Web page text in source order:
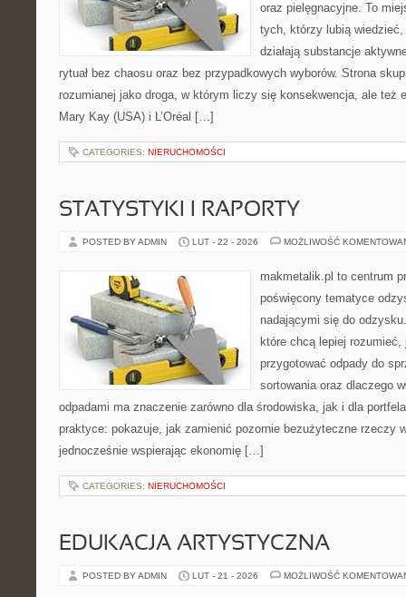
oraz pielęgnacyjne. To
tych, którzy lubią wiedzieć,
działają substancje
rytuał bez chaosu oraz bez przypadkowych wyborów. Strona
rozumianej jako droga, w którym liczy się konsekwencja, ale też
Mary Kay (USA) i L’Oréal […]
CATEGORIES: NIERUCHOMOŚCI
STATYSTYKI I RAPORTY
POSTED BY ADMIN LUT - 22 - 2026 MOŻLIWOŚĆ
makmetalik.pl to centrum
poświęcony tematyce
nadającymi się do
które chcą lepiej
przygotować odpady do
sortowania oraz dlaczego
odpadami ma znaczenie zarówno dla środowiska, jak i dla
praktyce: pokazuje, jak zamienić pozornie bezużyteczne rzeczy
jednocześnie wspierając ekonomię […]
CATEGORIES: NIERUCHOMOŚCI
EDUKACJA ARTYSTYCZNA
POSTED BY ADMIN LUT - 21 - 2026 MOŻLIWOŚĆ